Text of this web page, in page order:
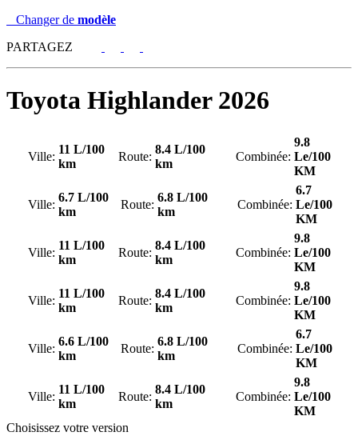
Changer de modèle
PARTAGEZ
Toyota Highlander 2026
Ville:
11 L/100
km
Route:
8.4 L/100
km
Combinée:
9.8
Le/100
KM
Ville:
6.7 L/100
km
Route:
6.8 L/100
km
Combinée:
6.7
Le/100
KM
Ville:
11 L/100
km
Route:
8.4 L/100
km
Combinée:
9.8
Le/100
KM
Ville:
11 L/100
km
Route:
8.4 L/100
km
Combinée:
9.8
Le/100
KM
Ville:
6.6 L/100
km
Route:
6.8 L/100
km
Combinée:
6.7
Le/100
KM
Ville:
11 L/100
km
Route:
8.4 L/100
km
Combinée:
9.8
Le/100
KM
Choisissez votre version